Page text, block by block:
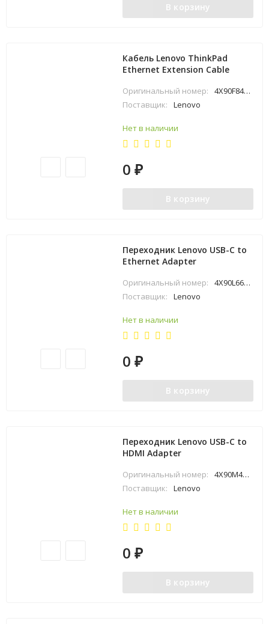
В корзину
Кабель Lenovo ThinkPad
Ethernet Extension Cable
Оригинальный номер:
4X90F84315
Поставщик:
Lenovo
Нет в наличии
0₽
В корзину
Переходник Lenovo USB-C to
Ethernet Adapter
Оригинальный номер:
4X90L66917
Поставщик:
Lenovo
Нет в наличии
0₽
В корзину
Переходник Lenovo USB-C to
HDMI Adapter
Оригинальный номер:
4X90M44010
Поставщик:
Lenovo
Нет в наличии
0₽
В корзину